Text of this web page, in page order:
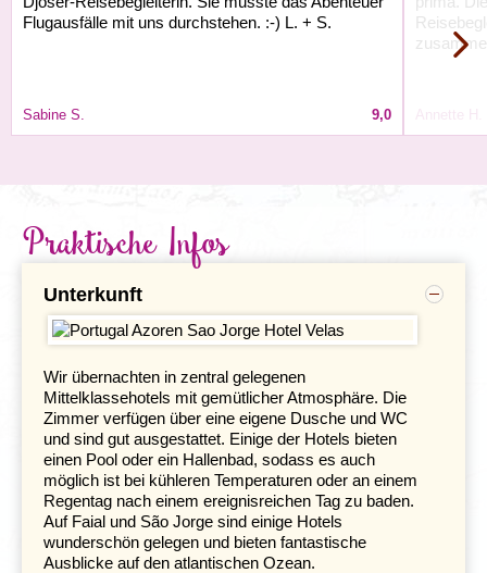
Sehenswert sind vor allem die Fajă do Ouvidor, der
lebendigste Küstenort der Insel und die Fajã dos Cubres.
Der winzig kleine Fischerhafen von Fajã do Ouvidor wird
von den Bewohnern hauptsächlich als Schwimmbassin
benutzt, was Sie an einem warmen Tag sicher auch
gerne tun werden. In der Umgebung von Velas gibt es
die Möglichkeit zu verschiedenen Wandertouren. Oder
Sie nehmen ein Taxi nach Sete Fontes,
einem baumreichen Park mit exotischen Pflanzen und
riesigen Baumfarnen. Wer mag, kann auch
eine Wanderung zu einem Aussichtspunkt an der
Nordküste oder eine längere Tour zum Leuchtturm bei
Ponta dos Rosais am westlichsten Punkt der Insel
unternehmen. Hier erwarten Sie wunderbare Ausblicke
Flugausfälle mit uns durchstehen. :-) L. + S.
Sabine S. 9,0 Annette H.
Praktische Infos
Unterkunft
Wir übernachten in zentral gelegenen
Mittelklassehotels mit gemütlicher Atmosphäre. Die
Zimmer verfügen über eine eigene Dusche und WC
und sind gut ausgestattet. Einige der Hotels bieten
einen Pool oder ein Hallenbad, sodass es auch
möglich ist bei kühleren Temperaturen oder an einem
Regentag nach einem ereignisreichen Tag zu baden.
Auf Faial und São Jorge sind einige Hotels
wunderschön gelegen und bieten fantastische
Ausblicke auf den atlantischen Ozean.